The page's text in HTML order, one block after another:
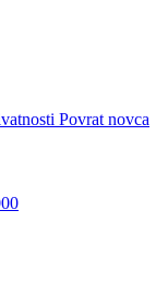
Povrat novca